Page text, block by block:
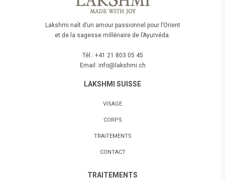
Lakshmi naît d’un amour passionnel pour l’Orient
et de la sagesse millénaire de l’Ayurvéda.
Tél.: +41 21 803 05 45
Email: info@lakshmi.ch
LAKSHMI SUISSE
VISAGE
CORPS
TRAITEMENTS
CONTACT
TRAITEMENTS